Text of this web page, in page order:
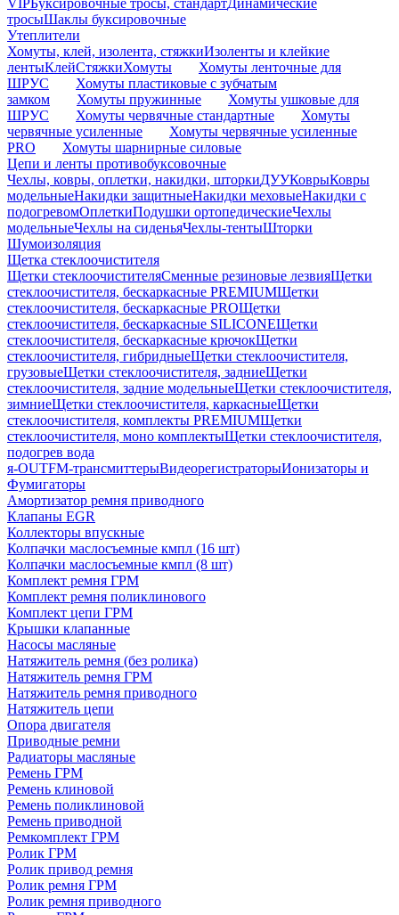
тросыШаклы буксировочные
Утеплители
Хомуты, клей, изолента, стяжкиИзоленты и клейкие
лентыКлейСтяжкиХомуты
Хомуты ленточные для
ШРУС
Хомуты пластиковые с зубчатым
замком
Хомуты пружинные
Хомуты ушковые для
ШРУС
Хомуты червячные стандартные
Хомуты
червячные усиленные
Хомуты червячные усиленные
PRO
Хомуты шарнирные силовые
Цепи и ленты противобуксовочные
Чехлы, ковры, оплетки, накидки, шторкиДУУКоврыКовры
модельныеНакидки защитныеНакидки меховыеНакидки с
подогревомОплеткиПодушки ортопедическиеЧехлы
модельныеЧехлы на сиденьяЧехлы-тентыШторки
Шумоизоляция
Щетка стеклоочистителя
Щетки стеклоочистителяСменные резиновые лезвияЩетки
стеклоочистителя, бескаркасные PREMIUMЩетки
стеклоочистителя, бескаркасные PROЩетки
стеклоочистителя, бескаркасные SILICONEЩетки
стеклоочистителя, бескаркасные крючокЩетки
стеклоочистителя, гибридныеЩетки стеклоочистителя,
грузовыеЩетки стеклоочистителя, задниеЩетки
стеклоочистителя, задние модельныеЩетки стеклоочистителя,
зимниеЩетки стеклоочистителя, каркасныеЩетки
стеклоочистителя, комплекты PREMIUMЩетки
стеклоочистителя, моно комплектыЩетки стеклоочистителя,
подогрев вода
я-OUTFM-трансмиттерыВидеорегистраторыИонизаторы и
Фумигаторы
Амортизатор ремня приводного
Клапаны EGR
Коллекторы впускные
Колпачки маслосъемные кмпл (16 шт)
Колпачки маслосъемные кмпл (8 шт)
Комплект ремня ГРМ
Комплект ремня поликлинового
Комплект цепи ГРМ
Крышки клапанные
Насосы масляные
Натяжитель ремня (без ролика)
Натяжитель ремня ГРМ
Натяжитель ремня приводного
Натяжитель цепи
Опора двигателя
Приводные ремни
Радиаторы масляные
Ремень ГРМ
Ремень клиновой
Ремень поликлиновой
Ремень приводной
Ремкомплект ГРМ
Ролик ГРМ
Ролик привод ремня
Ролик ремня ГРМ
Ролик ремня приводного